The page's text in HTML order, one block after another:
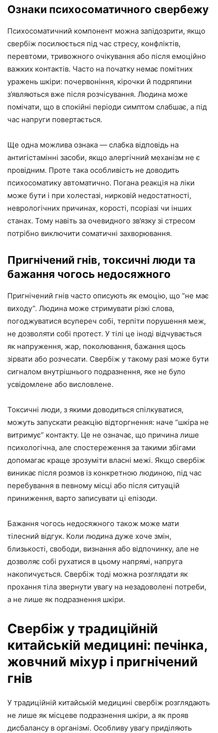
Ознаки психосоматичного свербежу
Психосоматичний компонент можна запідозрити, якщо
свербіж посилюється під час стресу, конфліктів,
перевтоми, тривожного очікування або після емоційно
важких контактів. Часто на початку немає помітних
уражень шкіри: почервоніння, кірочки й подряпини
з’являються вже після розчісування. Людина може
помічати, що в спокійні періоди симптом слабшає, а під
час напруги повертається.
Ще одна можлива ознака — слабка відповідь на
антигістамінні засоби, якщо алергічний механізм не є
провідним. Проте така особливість не доводить
психосоматику автоматично. Погана реакція на ліки
може бути і при холестазі, нирковій недостатності,
неврологічних причинах, корості, псоріазі чи інших
станах. Тому навіть за очевидного зв’язку зі стресом
потрібно виключити соматичні захворювання.
Пригнічений гнів, токсичні люди та
бажання чогось недосяжного
Пригнічений гнів часто описують як емоцію, що “не має
виходу”. Людина може стримувати різкі слова,
погоджуватися всупереч собі, терпіти порушення меж,
не дозволяти собі протест. У тілі це іноді відчувається
як напруження, жар, поколювання, бажання щось
зірвати або розчесати. Свербіж у такому разі може бути
сигналом внутрішнього подразнення, яке не було
усвідомлене або висловлене.
Токсичні люди, з якими доводиться спілкуватися,
можуть запускати реакцію відторгнення: наче “шкіра не
витримує” контакту. Це не означає, що причина лише
психологічна, але спостереження за такими збігами
допомагає краще зрозуміти власні межі. Якщо свербіж
виникає після розмов із конкретною людиною, під час
перебування в певному місці або після ситуацій
приниження, варто записувати ці епізоди.
Бажання чогось недосяжного також може мати
тілесний відгук. Коли людина дуже хоче змін,
близькості, свободи, визнання або відпочинку, але не
дозволяє собі рухатися в цьому напрямі, напруга
накопичується. Свербіж тоді можна розглядати як
прохання тіла звернути увагу на незадоволені потреби,
а не лише як подразнення шкіри.
Свербіж у традиційній
китайській медицині: печінка,
жовчний міхур і пригнічений
гнів
У традиційній китайській медицині свербіж розглядають
не лише як місцеве подразнення шкіри, а як прояв
дисбалансу в організмі. Особливу увагу приділяють